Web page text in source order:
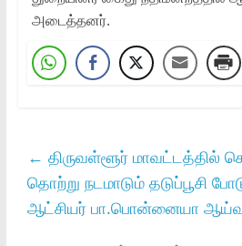
அடைத்தனர்.
← திருவள்ளூர்
தொற்று நடமாடும் தடுப்பூசி
ஆட்சியர் பா.பொன்னையா